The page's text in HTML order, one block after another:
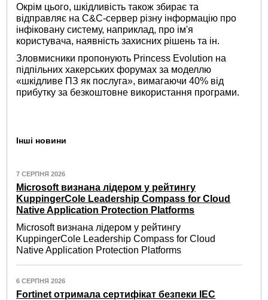
Окрім цього, шкідливість також збирає та
відправляє на C&C-сервер різну інформацію про
інфіковану систему, наприклад, про ім'я
користувача, наявність захисних рішень та ін.
Зловмисники пропонують Princess Evolution на
підпільних хакерських форумах за моделлю
«шкідливе ПЗ як послуга», вимагаючи 40% від
прибутку за безкоштовне використання програми.
Інші новини
7 СЕРПНЯ 2026
Microsoft визнана лідером у рейтингу
KuppingerCole Leadership Compass for Cloud
Native Application Protection Platforms
Microsoft визнана лідером у рейтингу
KuppingerCole Leadership Compass for Cloud
Native Application Protection Platforms
6 СЕРПНЯ 2026
Fortinet отримала сертифікат безпеки IEC